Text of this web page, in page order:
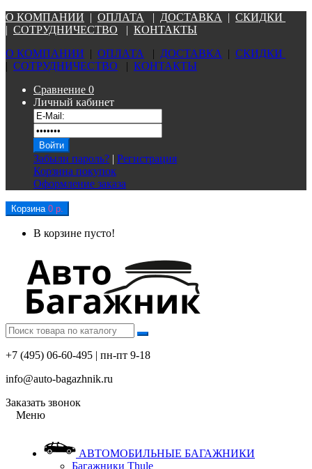
О КОМПАНИИ | ОПЛАТА | ДОСТАВКА | СКИДКИ
| СОТРУДНИЧЕСТВО | КОНТАКТЫ
О КОМПАНИИ | ОПЛАТА | ДОСТАВКА | СКИДКИ
| СОТРУДНИЧЕСТВО | КОНТАКТЫ
Сравнение 0
Личный кабинет
Забыли пароль? | Регистрация
Корзина покупок
Оформление заказа
Корзина 0 р.
В корзине пусто!
+7 (495) 06-60-495 | пн-пт 9-18
info@auto-bagazhnik.ru
Заказать звонок
Меню
АВТОМОБИЛЬНЫЕ БАГАЖНИКИ
Багажники Thule